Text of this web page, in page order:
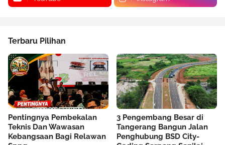
Terbaru Pilihan
Pentingnya Pembekalan
Teknis Dan Wawasan
Kebangsaan Bagi Relawan
3 Pengembang Besar di
Tangerang Bangun Jalan
Penghubung BSD City-